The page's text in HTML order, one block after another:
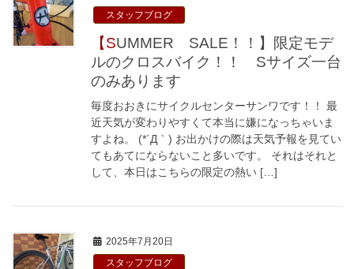
スタッフブログ
【SUMMER SALE！！】限定モデ
ルのクロスバイク！！ Sサイズ一台
のみあります
毎度おおきにサイクルセンターサンワです！！ 最
近天気が変わりやすくて本当に嫌になっちゃいま
すよね。 (*´Д｀) お出かけの際は天気予報を見てい
てもあてにならないこと多いです。 それはそれと
して、本日はこちらの限定の熱い […]
2025年7月20日
スタッフブログ